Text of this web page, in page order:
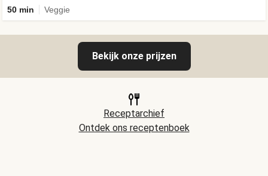
50 min Veggie
Bekijk onze prijzen
Receptarchief
Ontdek ons receptenboek